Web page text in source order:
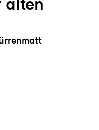
alten